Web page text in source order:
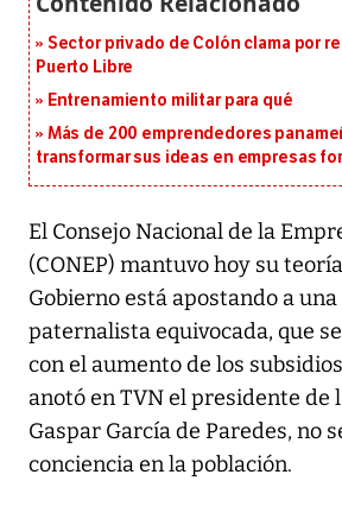
Sector privado de Colón clama por
Puerto Libre
Entrenamiento militar para qué
Más de 200 emprendedores
transformar sus ideas en empresas
El Consejo Nacional de la
(CONEP) mantuvo hoy su
Gobierno está apostando a
paternalista equivocada, que
con el aumento de los
anotó en TVN el presidente de
Gaspar García de Paredes, no
conciencia en la población.